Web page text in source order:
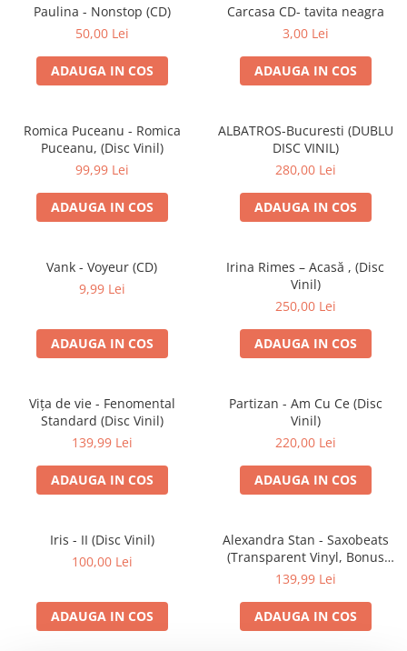
Viniluri Românești
Colecția Electrecord
Paulina - Nonstop (CD)
50,00 Lei
ADAUGA IN COS
Carcasa CD- tavita neagra
3,00 Lei
ADAUGA IN COS
Romica Puceanu - Romica
Puceanu, (Disc Vinil)
99,99 Lei
ADAUGA IN COS
ALBATROS-Bucuresti (DUBLU
DISC VINIL)
280,00 Lei
ADAUGA IN COS
Vank - Voyeur (CD)
9,99 Lei
ADAUGA IN COS
Irina Rimes – Acasă , (Disc
Vinil)
250,00 Lei
ADAUGA IN COS
Vița de vie - Fenomental
Standard (Disc Vinil)
139,99 Lei
ADAUGA IN COS
Partizan - Am Cu Ce (Disc
Vinil)
220,00 Lei
ADAUGA IN COS
Iris - II (Disc Vinil)
100,00 Lei
ADAUGA IN COS
Alexandra Stan - Saxobeats
(Transparent Vinyl, Bonus
Tracks) ) (Disc Vinil)
139,99 Lei
ADAUGA IN COS